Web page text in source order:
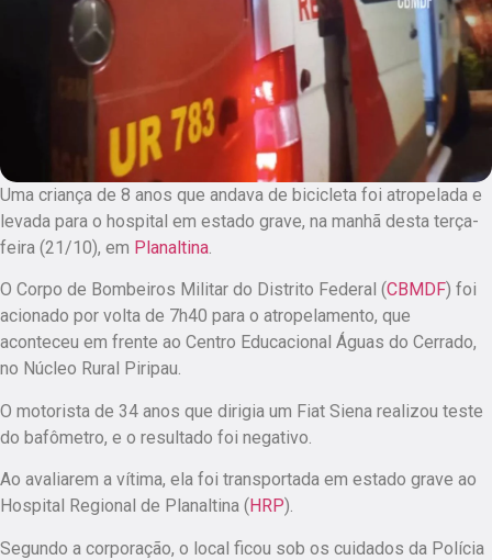
Uma criança de 8 anos que andava de bicicleta foi atropelada e
levada para o hospital em estado grave, na manhã desta terça-
feira (21/10), em Planaltina.
O Corpo de Bombeiros Militar do Distrito Federal (CBMDF) foi
acionado por volta de 7h40 para o atropelamento, que
aconteceu em frente ao Centro Educacional Águas do Cerrado,
no Núcleo Rural Piripau.
O motorista de 34 anos que dirigia um Fiat Siena realizou teste
do bafômetro, e o resultado foi negativo.
Ao avaliarem a vítima, ela foi transportada em estado grave ao
Hospital Regional de Planaltina ( HRP).
Segundo a corporação, o local ficou sob os cuidados da Polícia